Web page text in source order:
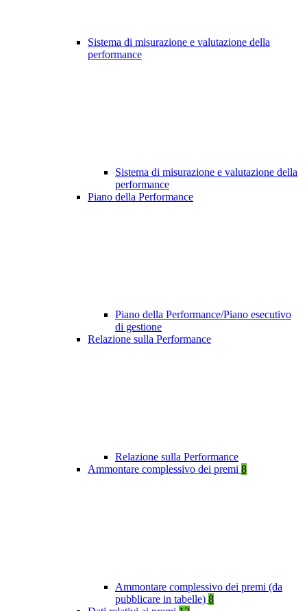
Sistema di misurazione e valutazione della
performance
Sistema di misurazione e valutazione della
performance
Piano della Performance
Piano della Performance/Piano esecutivo
di gestione
Relazione sulla Performance
Relazione sulla Performance
Ammontare complessivo dei premi 8
Ammontare complessivo dei premi (da
pubblicare in tabelle) 8